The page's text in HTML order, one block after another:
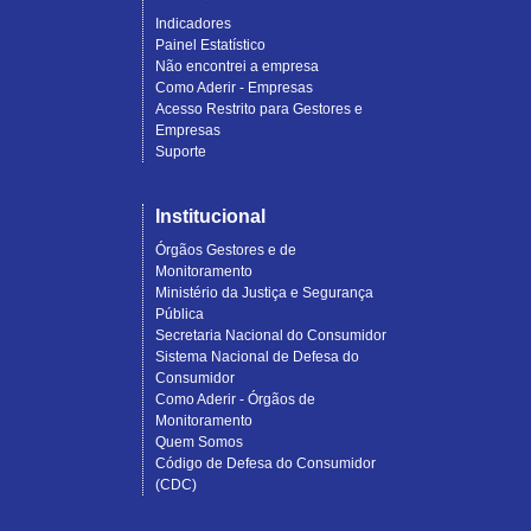
Indicadores
Painel Estatístico
Não encontrei a empresa
Como Aderir - Empresas
Acesso Restrito para Gestores e
Empresas
Suporte
Institucional
Órgãos Gestores e de
Monitoramento
Ministério da Justiça e Segurança
Pública
Secretaria Nacional do Consumidor
Sistema Nacional de Defesa do
Consumidor
Como Aderir - Órgãos de
Monitoramento
Quem Somos
Código de Defesa do Consumidor
(CDC)